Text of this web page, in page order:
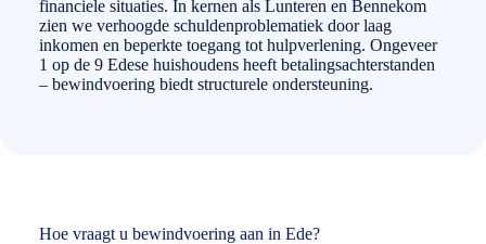
financiele situaties. In kernen als Lunteren en Bennekom
zien we verhoogde schuldenproblematiek door laag
inkomen en beperkte toegang tot hulpverlening. Ongeveer
1 op de 9 Edese huishoudens heeft betalingsachterstanden
– bewindvoering biedt structurele ondersteuning.
Hoe vraagt u bewindvoering aan in Ede?